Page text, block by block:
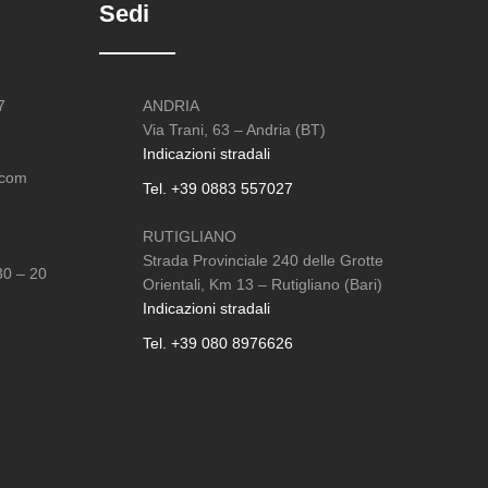
– 20
Sedi
ANDRIA
Via Trani, 63 – Andria (BT)
Indicazioni stradali
Tel. +39 0883 557027
RUTIGLIANO
Strada Provinciale 240 delle Grotte
Orientali, Km 13 – Rutigliano (Bari)
Indicazioni stradali
Tel. +39 080 8976626